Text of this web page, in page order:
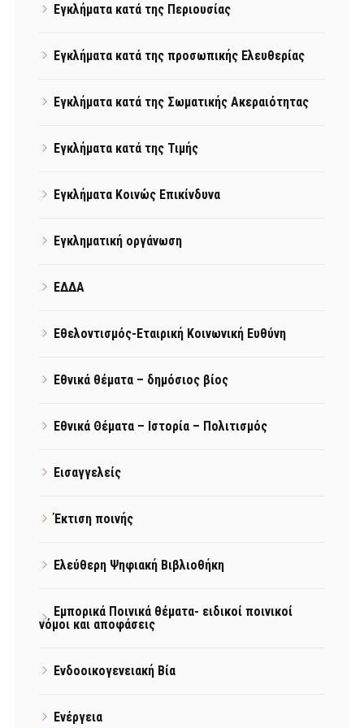
Εγκλήματα κατά της Περιουσίας
Εγκλήματα κατά της προσωπικής Ελευθερίας
Εγκλήματα κατά της Σωματικής Ακεραιότητας
Εγκλήματα κατά της Τιμής
Εγκλήματα Κοινώς Επικίνδυνα
Εγκληματική οργάνωση
ΕΔΔΑ
Εθελοντισμός-Εταιρική Κοινωνική Ευθύνη
Εθνικά θέματα – δημόσιος βίος
Εθνικά Θέματα – Ιστορία – Πολιτισμός
Εισαγγελείς
Έκτιση ποινής
Ελεύθερη Ψηφιακή Βιβλιοθήκη
Εμπορικά Ποινικά θέματα- ειδικοί ποινικοί
νόμοι και αποφάσεις
Ενδοοικογενειακή Βία
Ενέργεια